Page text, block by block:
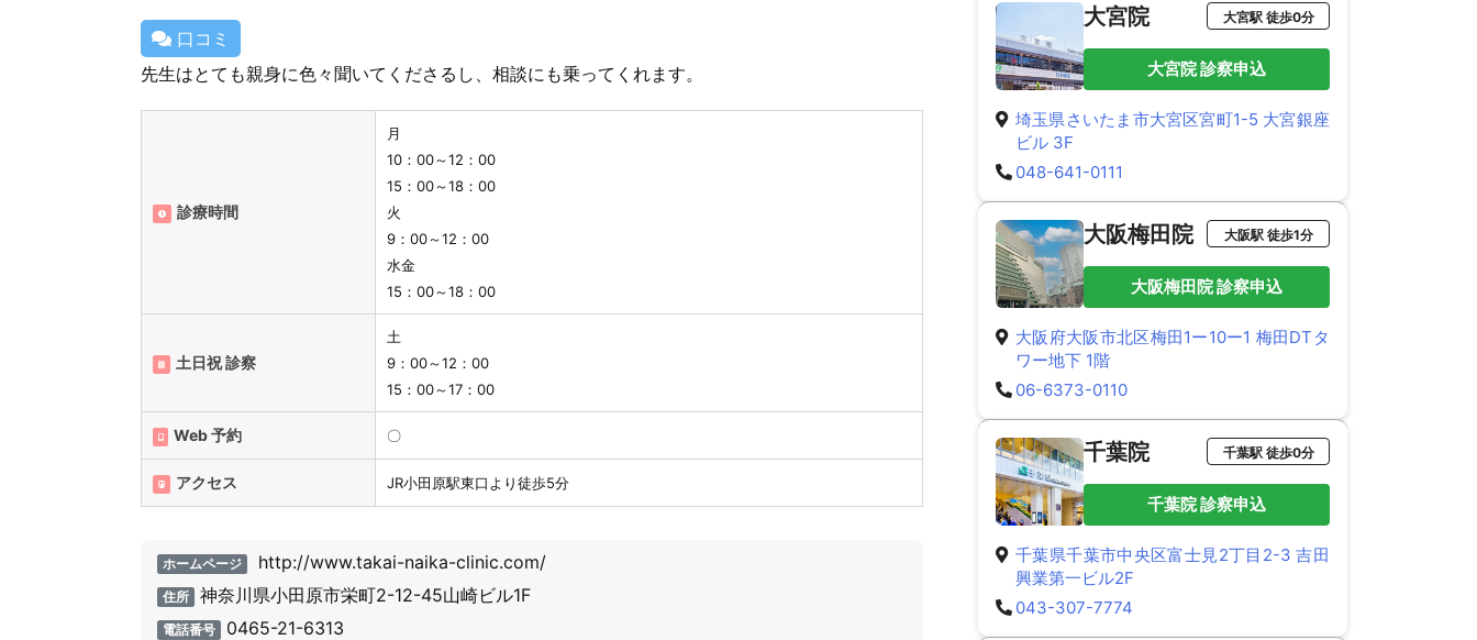
口コミ
先生はとても親身に色々聞いてくださるし、相談にも乗ってくれます。
診療時間
月
10：00～12：00
15：00～18：00
火
9：00～12：00
水金
15：00～18：00
土日祝 診察
土
9：00～12：00
15：00～17：00
Web 予約 〇
アクセス JR小田原駅東口より徒歩5分
ホームページ http://www.takai-naika-clinic.com/
住所 神奈川県小田原市栄町2-12-45山崎ビル1F
電話番号 0465-21-6313
大宮院 大宮駅 徒歩0分
大宮院 診察申込
埼玉県さいたま市大宮区宮町1-5 大宮銀座
ビル 3F
048-641-0111
大阪梅田院 大阪駅 徒歩1分
大阪梅田院 診察申込
大阪府大阪市北区梅田1ー10ー1 梅田DTタ
ワー地下 1階
06-6373-0110
千葉院 千葉駅 徒歩0分
千葉院 診察申込
千葉県千葉市中央区富士見2丁目2-3 吉田
興業第一ビル2F
043-307-7774